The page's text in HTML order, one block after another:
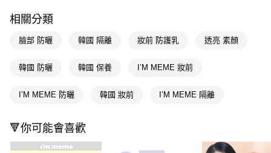
AFTEE先享後付是「在收到商品之後才付款」的支付方式。 讓您購物簡單
１．簡單：不需註冊會員、不需綁卡、不需儲值。
３．安心：先確認商品／服務後，再付款。
１．於結帳方式選擇「AFTEE先享後付」後，將跳轉至「AFTEE先享後付」
３．收到繳費通知簡訊後14天內，點擊此簡訊中的連結，可透過四大超商／
※ 請注意：結帳手續完成當下不需立刻繳費，但若您需要取消訂單，請聯絡
即享券
運送方式
全家取貨付款
每筆NT$65，滿NT$390(含以上)免運費
萊爾富取貨付款
相關分類
臉部 防曬 韓國 隔離 妝前 防護乳 透亮 素顏
韓國 防曬 韓國 保養 I’M MEME 妝前
I’M MEME 防曬 韓國 妝前 I’M MEME 隔離
🔻你可能會喜歡